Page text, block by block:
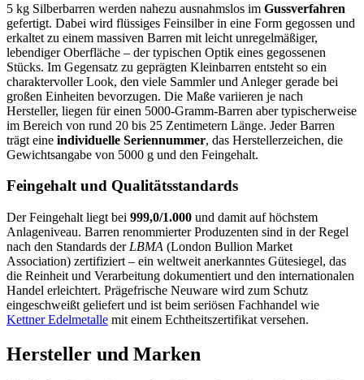
5 kg Silberbarren werden nahezu ausnahmslos im Gussverfahren
gefertigt. Dabei wird flüssiges Feinsilber in eine Form gegossen und
erkaltet zu einem massiven Barren mit leicht unregelmäßiger,
lebendiger Oberfläche – der typischen Optik eines gegossenen
Stücks. Im Gegensatz zu geprägten Kleinbarren entsteht so ein
charaktervoller Look, den viele Sammler und Anleger gerade bei
großen Einheiten bevorzugen. Die Maße variieren je nach
Hersteller, liegen für einen 5000-Gramm-Barren aber typischerweise
im Bereich von rund 20 bis 25 Zentimetern Länge. Jeder Barren
trägt eine individuelle Seriennummer, das Herstellerzeichen, die
Gewichtsangabe von 5000 g und den Feingehalt.
Feingehalt und Qualitätsstandards
Der Feingehalt liegt bei 999,0/1.000 und damit auf höchstem
Anlageniveau. Barren renommierter Produzenten sind in der Regel
nach den Standards der LBMA (London Bullion Market
Association) zertifiziert – ein weltweit anerkanntes Gütesiegel, das
die Reinheit und Verarbeitung dokumentiert und den internationalen
Handel erleichtert. Prägefrische Neuware wird zum Schutz
eingeschweißt geliefert und ist beim seriösen Fachhandel wie
Kettner Edelmetalle mit einem Echtheitszertifikat versehen.
Hersteller und Marken